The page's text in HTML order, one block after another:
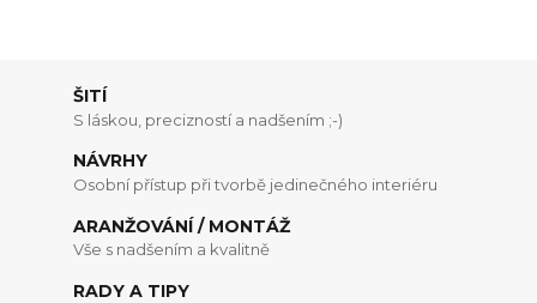
ŠITÍ
S láskou, precizností a nadšením ;-)
NÁVRHY
Osobní přístup při tvorbě jedinečného interiéru
ARANŽOVÁNÍ / MONTÁŽ
Vše s nadšením a kvalitně
RADY A TIPY